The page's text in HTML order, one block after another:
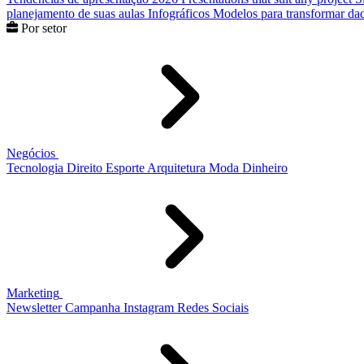
planejamento de suas aulas Infográficos Modelos para transformar
Por setor
Negócios
Tecnologia Direito Esporte Arquitetura Moda Dinheiro
Marketing
Newsletter Campanha Instagram Redes Sociais